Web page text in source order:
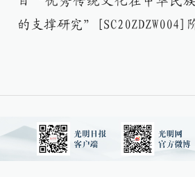
的支撑研究”[SC20ZDZW004]